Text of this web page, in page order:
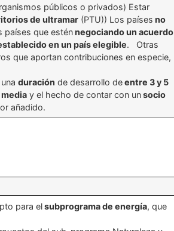
públicos o privados) Estar
de ultramar (PTU)) Los países no
países que esténnegociando un acuerdo
en un país elegible. Otras
que aportan contribuciones en especie,
duración de desarrollo deentre 3 y 5
y el hecho de contar con unsocio
añadido.
para elsubprograma de energía, que